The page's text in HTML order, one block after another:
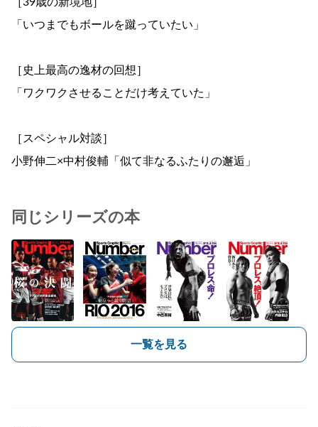
「いつまでもボールを蹴っていたい」
［史上最高の逸材の回想］
「ワクワクさせることだけ考えていた」
［スペシャル対談］
小野伸二×中村俊輔「似て非なるふたりの邂逅」
同じシリーズの本
一覧を見る